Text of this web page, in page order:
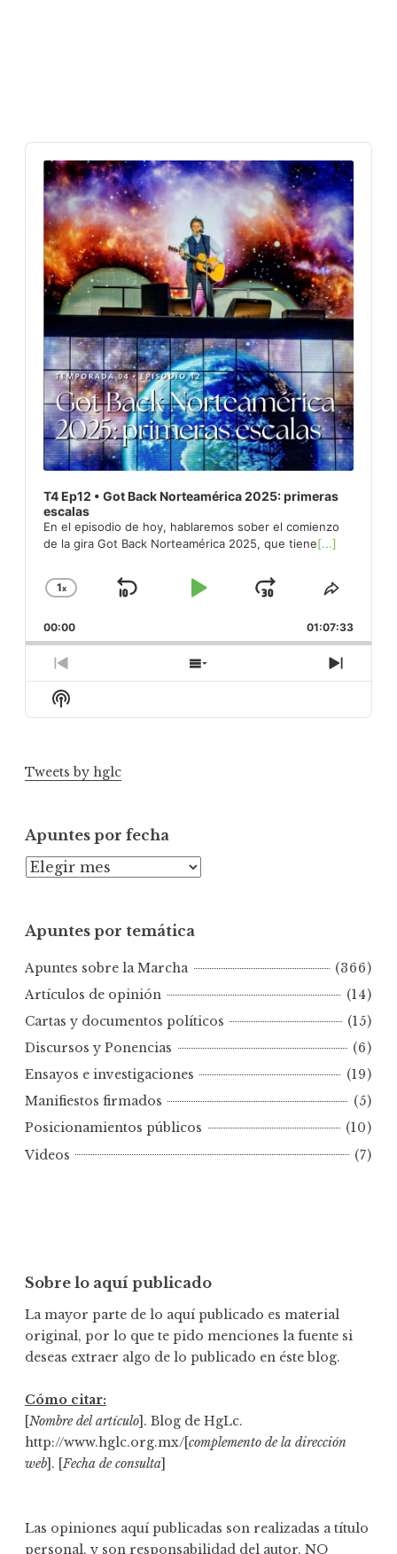
Audio
Player
T4 Ep12 • Got Back Norteamérica 2025: primeras
escalas
En el episodio de hoy, hablaremos sober el comienzo
de la gira Got Back Norteamérica 2025, que tiene[...]
Change
Rate
1x
Skip
Play
Jump
Forward
Share
00:00 01:07:33
Previous
Episode
Show
Episodes
Next
Show
Podcast
Tweets by hglc
Apuntes por fecha
A
n
e
s
p
f
e
c
a
Apuntes por temática
Apuntes sobre la Marcha
(366)
Artículos de opinión
(14)
Cartas y documentos políticos
(15)
Discursos y Ponencias
(6)
Ensayos e investigaciones
(19)
Manifiestos firmados
(5)
Posicionamientos públicos
(10)
Videos
(7)
Sobre lo aquí publicado
La mayor parte de lo aquí publicado es material
original, por lo que te pido menciones la fuente si
deseas extraer algo de lo publicado en éste blog.
Cómo citar:
[Nombre del artículo]. Blog de HgLc.
http://www.hglc.org.mx/[complemento de la dirección
web]. [Fecha de consulta]
Las opiniones aquí publicadas son realizadas a título
personal, y son responsabilidad del autor. NO